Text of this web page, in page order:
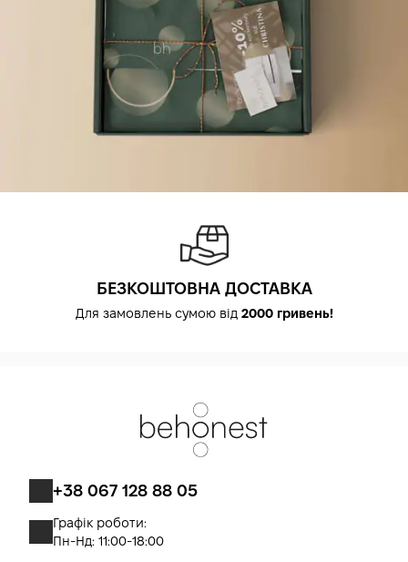
БЕЗКОШТОВНА ДОСТАВКА
Для замовлень сумою від 2000 гривень!
+38 067 128 88 05
Графік роботи:
Пн-Нд: 11:00-18:00